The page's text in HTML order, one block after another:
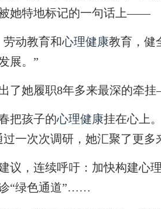
她特地标记的一句话上——
动教育和心理健康教育，健
展。”
她履职8年多来最深的牵挂
把孩子的心理健康挂在心上
一次次调研，她汇聚了更多
，连续呼吁：加快构建心理
“绿色通道”……